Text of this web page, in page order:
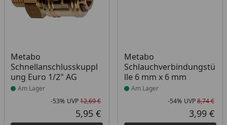
Metabo
Schnellanschlusskuppl
ung Euro 1/2" AG
Produkt am Lager
Am Lager
Rabatt in Prozent
-53%
Ursprünglicher Preis
UVP12,69 €
Aktueller Preis
5,95 €
Metabo
Schlauchverbindungstü
lle 6 mm x 6 mm
Produkt am Lager
Am Lager
-54% UVP8,74 €
3,99 €